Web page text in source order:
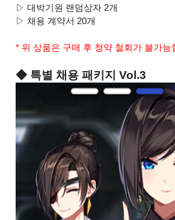
▷ 대박기원 랜덤상자 2개
▷ 채용 계약서 20개
* 위 상품은 구매 후 청약 철회가 불가능
◆ 특별 채용 패키지 Vol.3